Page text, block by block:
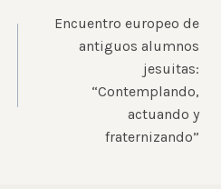
Encuentro europeo de
antiguos alumnos
jesuitas:
“Contemplando,
actuando y
fraternizando”